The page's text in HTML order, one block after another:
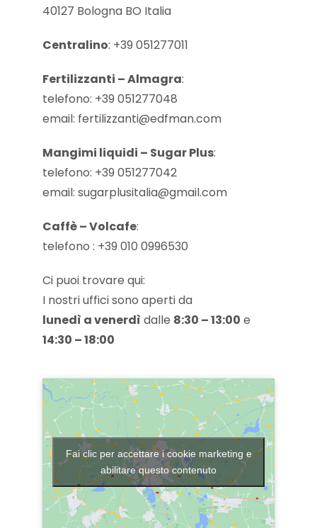
40127 Bologna BO Italia
Centralino: +39 051277011
Fertilizzanti – Almagra:
telefono: +39 051277048
email: fertilizzanti@edfman.com
Mangimi liquidi – Sugar Plus:
telefono: +39 051277042
email: sugarplusitalia@gmail.com
Caffè – Volcafe:
telefono : +39 010 0996530
Ci puoi trovare qui:
I nostri uffici sono aperti da
lunedì a venerdì dalle 8:30 – 13:00 e
14:30 – 18:00
Fai clic per accettare i cookie marketing e
abilitare questo contenuto